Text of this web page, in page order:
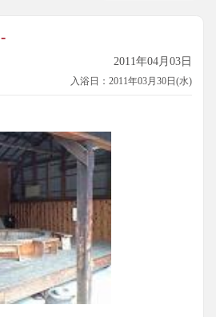
-
2011年04月03日
入浴日：2011年03月30日(水)